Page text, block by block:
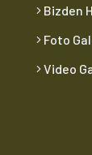
Bizden
Foto
Video